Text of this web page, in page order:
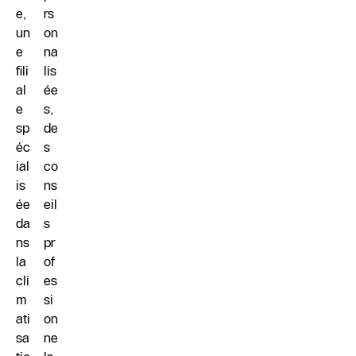
e,
un
e
fili
al
e
sp
éc
ial
is
ée
da
ns
la
cli
m
ati
sa
rs
on
na
lis
ée
s,
de
s
co
ns
eil
s
pr
of
es
si
on
ne